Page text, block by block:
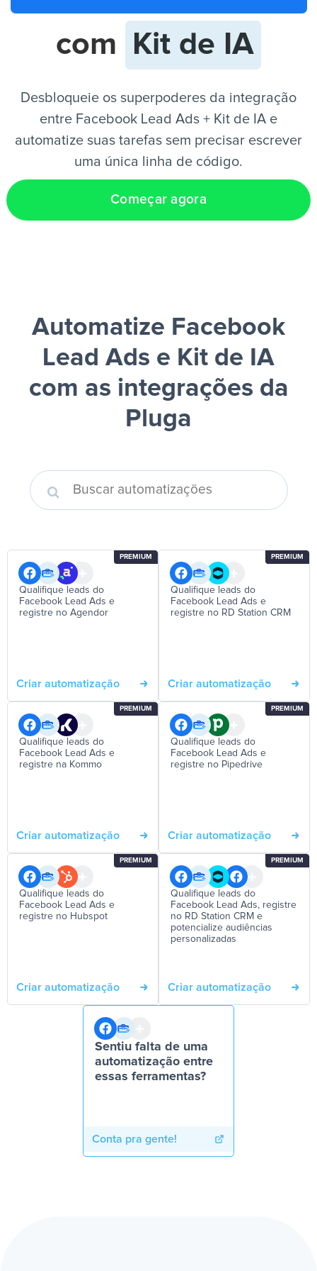
PT
com
Kit de IA
Desbloqueie os superpoderes da integração
entre Facebook Lead Ads + Kit de IA e
automatize suas tarefas sem precisar escrever
uma única linha de código.
Começar agora
Automatize Facebook
Lead Ads e Kit de IA
com as integrações da
Pluga
PREMIUM
Qualifique leads do
Facebook Lead Ads e
registre no Agendor
Criar automatização
PREMIUM
Qualifique leads do
Facebook Lead Ads e
registre no RD Station CRM
Criar automatização
PREMIUM
Qualifique leads do
Facebook Lead Ads e
registre na Kommo
Criar automatização
PREMIUM
Qualifique leads do
Facebook Lead Ads e
registre no Pipedrive
Criar automatização
PREMIUM
Qualifique leads do
Facebook Lead Ads e
registre no Hubspot
Criar automatização
PREMIUM
Qualifique leads do
Facebook Lead Ads, registre
no RD Station CRM e
potencialize audiências
personalizadas
Criar automatização
Sentiu falta de uma
automatização entre
essas ferramentas?
Conta pra gente!